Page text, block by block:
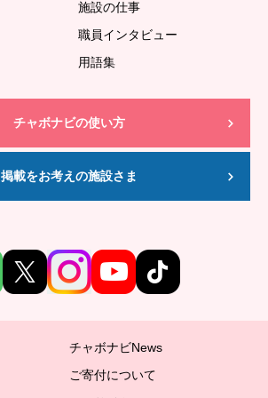
施設の仕事
職員インタビュー
用語集
チャボナビの使い方
掲載をお考えの施設さま
チャボナビNews
ご寄付について